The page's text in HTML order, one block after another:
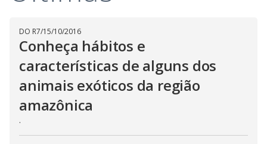
d
e
DO R7/15/10/2016
Conheça hábitos e
características de alguns dos
animais exóticos da região
amazônica
.